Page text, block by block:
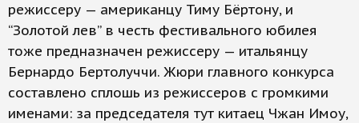
режиссеру — американцу Тиму Бёртону, и
“Золотой лев” в честь фестивального юбилея
тоже предназначен режиссеру — итальянцу
Бернардо Бертолуччи. Жюри главного конкурса
составлено сплошь из режиссеров с громкими
именами: за председателя тут китаец Чжан Имоу,